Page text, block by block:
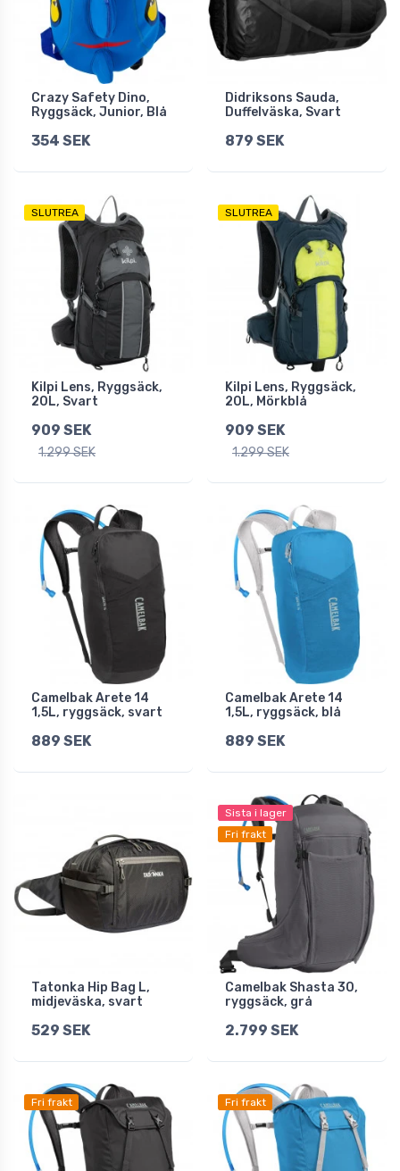
Crazy Safety Dino,
Ryggsäck, Junior, Blå
354 SEK
Didriksons Sauda,
Duffelväska, Svart
879 SEK
SLUTREA
Kilpi Lens, Ryggsäck,
20L, Svart
909 SEK
1.299 SEK
SLUTREA
Kilpi Lens, Ryggsäck,
20L, Mörkblå
909 SEK
1.299 SEK
Camelbak Arete 14
1,5L, ryggsäck, svart
889 SEK
Camelbak Arete 14
1,5L, ryggsäck, blå
889 SEK
Tatonka Hip Bag L,
midjeväska, svart
529 SEK
Sista i lager
Fri frakt
Camelbak Shasta 30,
ryggsäck, grå
2.799 SEK
Fri frakt Fri frakt